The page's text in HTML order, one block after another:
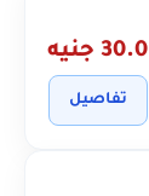
30.0 جنيه
تفاصيل